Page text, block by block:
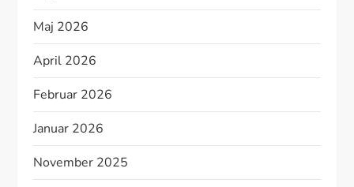
Maj 2026
April 2026
Februar 2026
Januar 2026
November 2025